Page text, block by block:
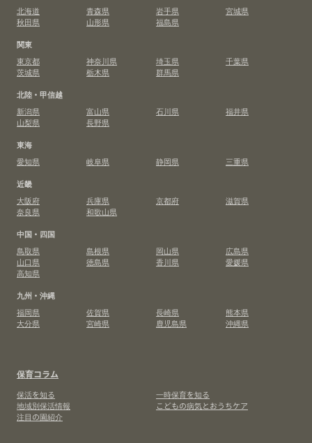
北海道
青森県 岩手県
宮城県
秋田県
山形県
福島県
関東
東京都
神奈川県 埼玉県
千葉県
茨城県
栃木県
群馬県
北陸・甲信越
新潟県
富山県 石川県
福井県
山梨県
長野県
東海
愛知県
岐阜県 静岡県
三重県
近畿
大阪府
兵庫県 京都府
滋賀県
奈良県
和歌山県
中国・四国
鳥取県
島根県 岡山県
広島県
山口県
徳島県 香川県
愛媛県
高知県
九州・沖縄
福岡県
佐賀県 長崎県
熊本県
大分県
宮崎県 鹿児島県 沖縄県
保育コラム
保活を知る
一時保育を知る
地域別保活情報
こどもの病気とおうちケア
注目の園紹介